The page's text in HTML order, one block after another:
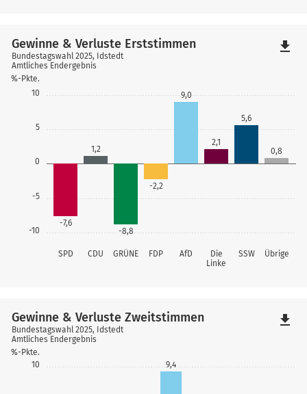
-10
-5
0
5
10
%-Pkte.
SPD CDU GRÜNE FDP AfD
Die
Linke
SSW Übrige
-7,6
1,2
-8,8
-2,2
9,0
2,1
5,6
0,8
Gewinne & Verluste Erststimmen
Bundestagswahl 2025, Idstedt
Amtliches Endergebnis
file_download
10
%-Pkte.
9,4
Gewinne & Verluste Zweitstimmen
Bundestagswahl 2025, Idstedt
Amtliches Endergebnis
file_download